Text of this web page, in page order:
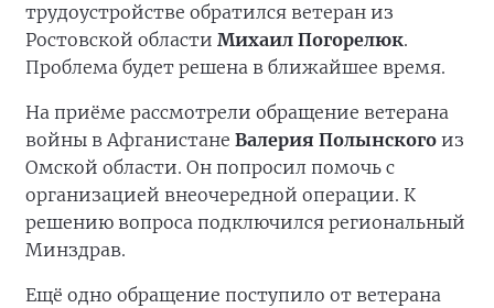
трудоустройстве обратился ветеран из
Ростовской области Михаил Погорелюк.
Проблема будет решена в ближайшее время.
На приёме рассмотрели обращение ветерана
войны в Афганистане Валерия Полынского из
Омской области. Он попросил помочь с
организацией внеочередной операции. К
решению вопроса подключился региональный
Минздрав.
Ещё одно обращение поступило от ветерана